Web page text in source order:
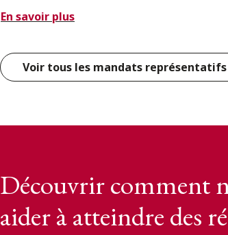
En savoir plus
Voir tous les mandats représentatifs
Découvrir comment
aider à atteindre des